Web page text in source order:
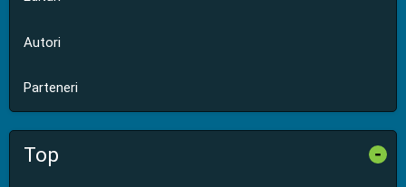
Autori
Parteneri
Top -